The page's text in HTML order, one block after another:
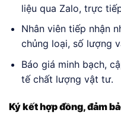
liệu qua Zalo, trực
Nhân viên tiếp nhận
chủng loại, số lượng
Báo giá minh bạch,
tế chất lượng vật tư.
Ký kết hợp đồng, đảm